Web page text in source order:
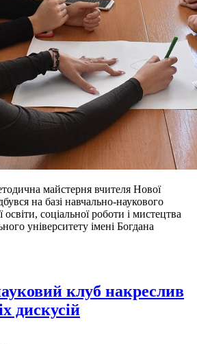
майстерня вчителя Нової
на базі навчально-наукового
освіти, соціальної роботи і мистецтва
університету імені Богдана
клуб накреслив
дискусій